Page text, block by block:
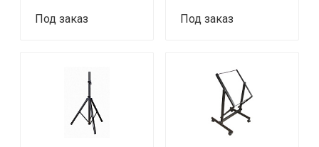
Под заказ Под заказ